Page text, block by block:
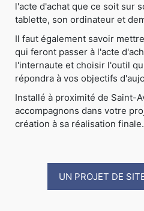
l'acte d'achat que ce soit sur
tablette, son ordinateur et
Il faut également savoir
qui feront passer à l'acte
l'internaute et choisir l'outil
répondra à vos objectifs
Installé à proximité de Saint-
accompagnons dans votre
création à sa réalisation finale.
UN PROJET DE